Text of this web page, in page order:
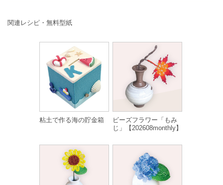
関連レシピ・無料型紙
粘土で作る海の貯金箱
ビーズフラワー「もみ
じ」【202608monthly】